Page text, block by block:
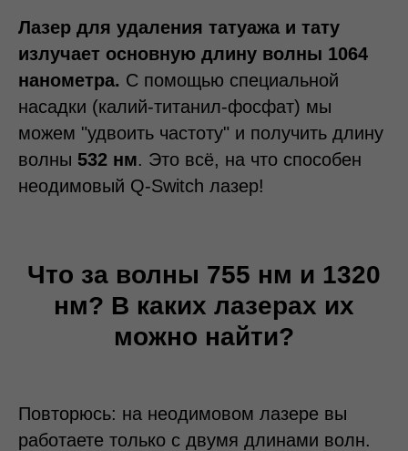
Лазер для удаления татуажа и тату
излучает основную длину волны 1064
нанометра. С помощью специальной
насадки (калий-титанил-фосфат) мы
можем "удвоить частоту" и получить длину
волны 532 нм. Это всё, на что способен
неодимовый Q-Switch лазер!
Что за волны 755 нм и 1320
нм? В каких лазерах их
можно найти?
Повторюсь: на неодимовом лазере вы
работаете только с двумя длинами волн.